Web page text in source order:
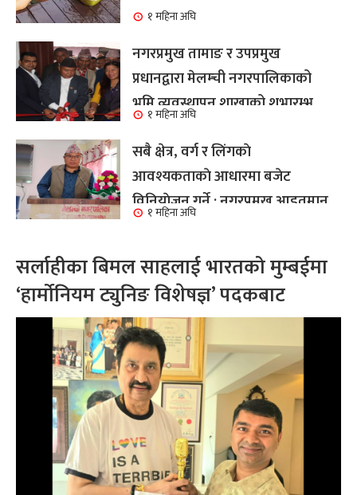
१ महिना अघि
नगरप्रमुख तामाङ र उपप्रमुख
प्रधानद्वारा मेलम्ची नगरपालिकाको
भूमि व्यवस्थापन शाखाको शुभारम्भ
कार्य सम्पन्न
१ महिना अघि
सबै क्षेत्र, वर्ग र लिंगकाे
आवश्यकताकाे आधारमा बजेट
विनियाेजन गर्ने : नगरप्रमुख आइतमान
तामाङ
१ महिना अघि
सर्लाहीका बिमल साहलाई भारतको मुम्बईमा
‘हार्मोनियम ट्युनिङ विशेषज्ञ’ पदकबाट
सम्मानित